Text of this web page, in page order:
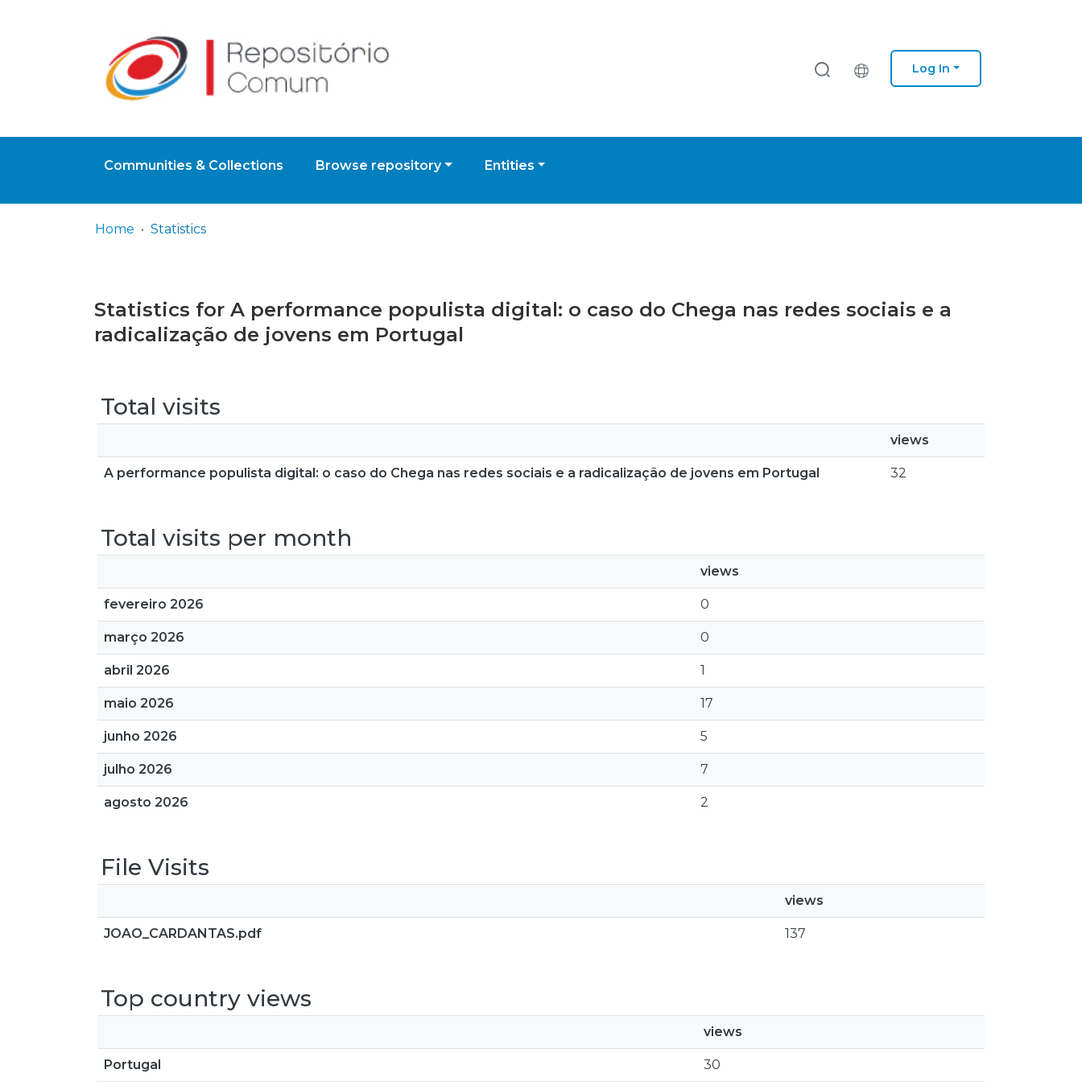
Log In
Communities & Collections Browse repository Entities
Home Statistics
Statistics for A performance populista digital: o caso do Chega nas redes sociais e a
radicalização de jovens em Portugal
Total visits
views
A performance populista digital: o caso do Chega nas redes sociais e a radicalização de jovens em Portugal 32
Total visits per month
views
fevereiro 2026 0
março 2026 0
abril 2026 1
maio 2026 17
junho 2026 5
julho 2026 7
agosto 2026 2
File Visits
views
JOAO_CARDANTAS.pdf 137
Top country views
views
Portugal 30